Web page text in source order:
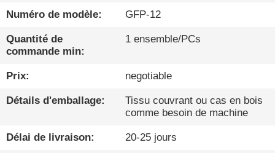
D'USINE
DE
Numéro de modèle: GFP-12
Quantité de
commande min:
1 ensemble/PCs
Prix: negotiable
Détails d'emballage:
Tissu couvrant ou cas en bois
comme besoin de machine
Délai de livraison: 20-25 jours